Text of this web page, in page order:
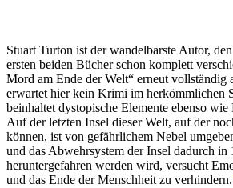
Stuart Turton ist der wandelbarste Autor,
ersten beiden Bücher schon komplett
Mord am Ende der Welt“ erneut vollständig
erwartet hier kein Krimi im herkömmlichen
beinhaltet dystopische Elemente ebenso
Auf der letzten Insel dieser Welt, auf der
können, ist von gefährlichem Nebel
und das Abwehrsystem der Insel dadurch in
heruntergefahren werden wird, versucht
und das Ende der Menschheit zu verhindern.